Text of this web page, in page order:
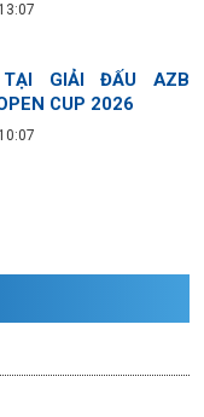
GIẢI ĐẤU AZB
CUP 2026